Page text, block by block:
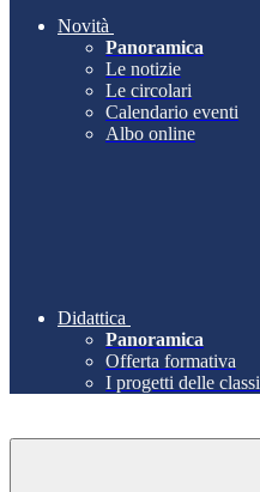
Novità
Panoramica
Le notizie
Le circolari
Calendario eventi
Albo online
Didattica
Panoramica
Offerta formativa
I progetti delle classi